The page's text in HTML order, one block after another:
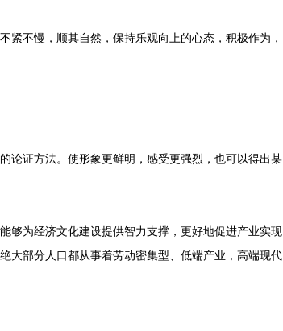
不慢，顺其自然，保持乐观向上的心态，积极作为，
证方法。使形象更鲜明，感受更强烈，也可以得出某
为经济文化建设提供智力支撑，更好地促进产业实现
大部分人口都从事着劳动密集型、低端产业，高端现代